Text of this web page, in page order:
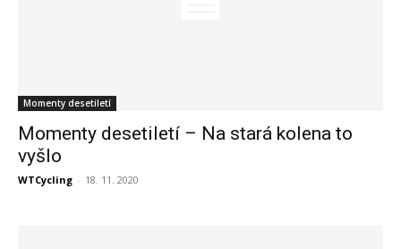
Momenty desetiletí
Momenty desetiletí – Na stará kolena to
vyšlo
WTCycling - 18. 11. 2020